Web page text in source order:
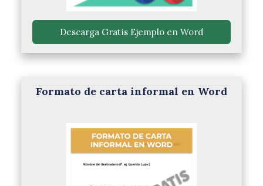
Descarga Gratis Ejemplo en Word
Formato de carta informal en Word